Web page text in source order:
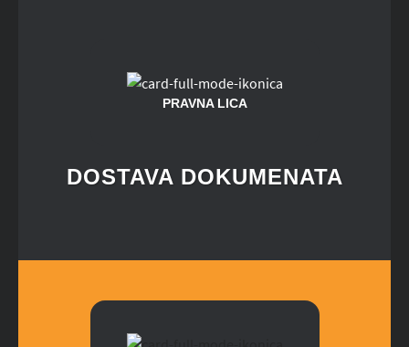
PRAVNA LICA
DOSTAVA DOKUMENATA